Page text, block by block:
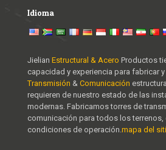
Idioma
Jielian Estructural & Acero Productos
capacidad y experiencia para fabricar y
Transmisión & Comunicación
requieren de nuestro estado de las
modernas. Fabricamos torres de
comunicación para todos los terrenos,
condiciones de operación. mapa del